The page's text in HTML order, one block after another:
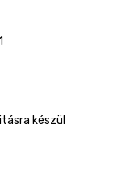
készül